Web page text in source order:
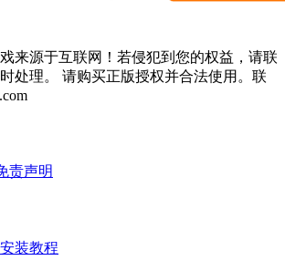
来源于互联网！若侵犯到您的权益，请联
处理。 请购买正版授权并合法使用。联
责声明
安装教程